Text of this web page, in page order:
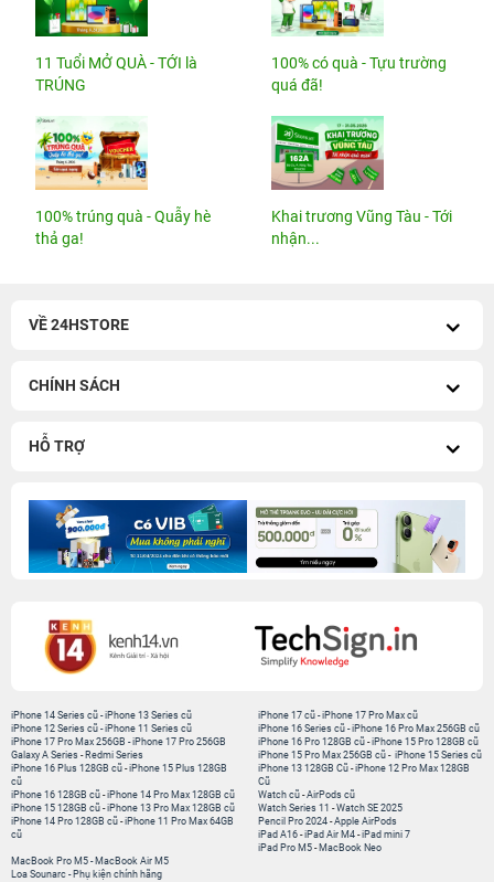
11 Tuổi MỞ QUÀ - TỚI là
TRÚNG
100% có quà - Tựu trường
quá đã!
100% trúng quà - Quẫy hè
thả ga!
Khai trương Vũng Tàu - Tới
nhận...
VỀ 24HSTORE
CHÍNH SÁCH
HỖ TRỢ
iPhone 14 Series cũ -iPhone 13 Series cũ
iPhone 12 Series cũ -iPhone 11 Series cũ
iPhone 17 Pro Max 256GB -iPhone 17 Pro 256GB
Galaxy A Series - Redmi Series
iPhone 17 cũ -iPhone 17 Pro Max cũ
iPhone 16 Series cũ - iPhone 16 Pro Max 256GB cũ
iPhone 16 Pro 128GB cũ -iPhone 15 Pro 128GB cũ
iPhone 15 Pro Max 256GB cũ - iPhone 15 Series cũ
iPhone 16 Plus 128GB cũ -iPhone 15 Plus 128GB
cũ
iPhone 16 128GB cũ -iPhone 14 Pro Max 128GB cũ
iPhone 15 128GB cũ -iPhone 13 Pro Max 128GB cũ
iPhone 14 Pro 128GB cũ -iPhone 11 Pro Max 64GB
cũ
iPhone 13 128GB Cũ -iPhone 12 Pro Max 128GB
Cũ
Watch cũ -AirPods cũ
Watch Series 11 -Watch SE 2025
Pencil Pro 2024 -Apple AirPods
iPad A16 -iPad Air M4 -iPad mini 7
iPad Pro M5 - MacBook Neo
MacBook Pro M5 - MacBook Air M5
Loa Sounarc - Phụ kiện chính hãng